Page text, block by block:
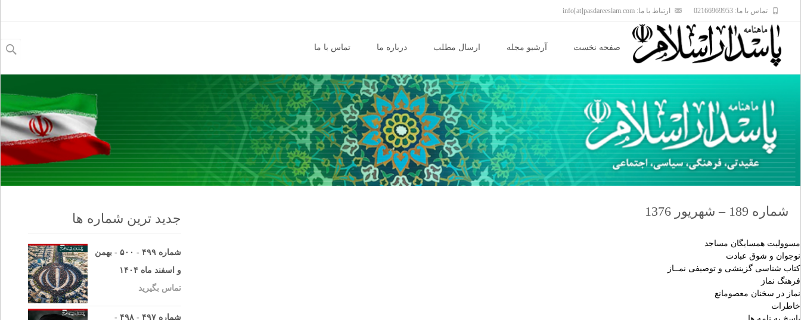
تماس با ما: 02166969953 ارتباط با ما: info[at]pasdareeslam.com
content
صفحه نخست آرشیو مجله ارسال مطلب درباره ما تماس با ما
برای:
شماره 189 – شهریور 1376
مسووليت همسايگان مساجد
نوجوان و شوق عبادت
كتاب شناسى گزينشى و توصيفى نمــاز
فرهنگ نماز
نماز در سخنان معصومانع
خاطرات
جدید ترین شماره ها
شماره ۴۹۹ - ۵۰۰ - بهمن
و اسفند ماه ۱۴۰۴
تماس بگیرید
شماره ۴۹۷ - ۴۹۸ -